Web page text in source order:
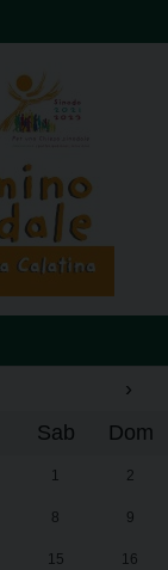
›
Sab Dom
1 2
8 9
15 16